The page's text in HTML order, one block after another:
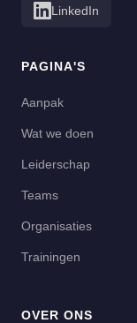
LinkedIn
PAGINA'S
Aanpak
Wat we doen
Leiderschap
Teams
Organisaties
Trainingen
OVER ONS